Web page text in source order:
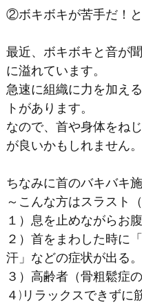
②ボキボキが苦手だ！と
最近、ボキボキと音が
に溢れています。
急速に組織に力を加え
トがあります。
なので、首や身体をね
が良いかもしれません。
ちなみに首のバキバキ
～こんな方はスラスト
１）息を止めながらお
２）首をまわした時に
汗」などの症状が出る。
３）高齢者（骨粗鬆症
４)リラックスできずに